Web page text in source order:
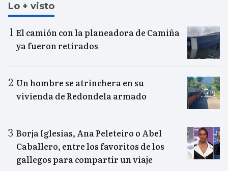
Lo + visto
El camión con la planeadora de Camiña
ya fueron retirados
Un hombre se atrinchera en su
vivienda de Redondela armado
Borja Iglesias, Ana Peleteiro o Abel
Caballero, entre los favoritos de los
gallegos para compartir un viaje